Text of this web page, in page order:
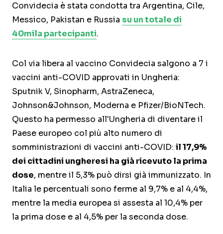
Convidecia è stata condotta tra Argentina, Cile,
Messico, Pakistan e Russia su un totale di
40mila partecipanti.
Col via libera al vaccino Convidecia salgono a 7 i
vaccini anti-COVID approvati in Ungheria:
Sputnik V, Sinopharm, AstraZeneca,
Johnson&Johnson, Moderna e Pfizer/BioNTech.
Questo ha permesso all'Ungheria di diventare il
Paese europeo col più alto numero di
somministrazioni di vaccini anti-COVID: il 17,9%
dei cittadini ungheresi ha già ricevuto la prima
dose, mentre il 5,3% può dirsi già immunizzato. In
Italia le percentuali sono ferme al 9,7% e al 4,4%,
mentre la media europea si assesta al 10,4% per
la prima dose e al 4,5% per la seconda dose.